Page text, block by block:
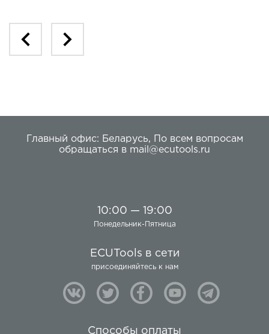
Главный офис: Беларусь,
По всем вопросам
обращаться в mail@ecutools.ru
10:00 — 19:00
Понедельник-Пятница
ECUTools в сети
присоединяйтесь к нам
Способы оплаты